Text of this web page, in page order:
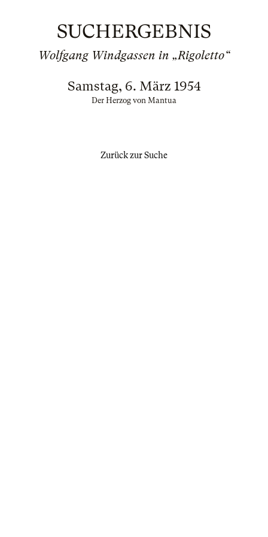
SUCHERGEBNIS
Wolfgang Windgassen in „Rigoletto“
Samstag, 6. März 1954
Der Herzog von Mantua
Zurück zur Suche